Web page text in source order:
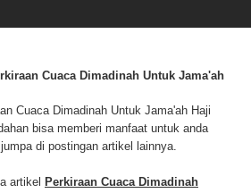
Cuaca Dimadinah Untuk Jama'ah
Cuaca Dimadinah Untuk Jama'ah Haji
bisa memberi manfaat untuk anda
di postingan artikel lainnya.
artikel Perkiraan Cuaca Dimadinah